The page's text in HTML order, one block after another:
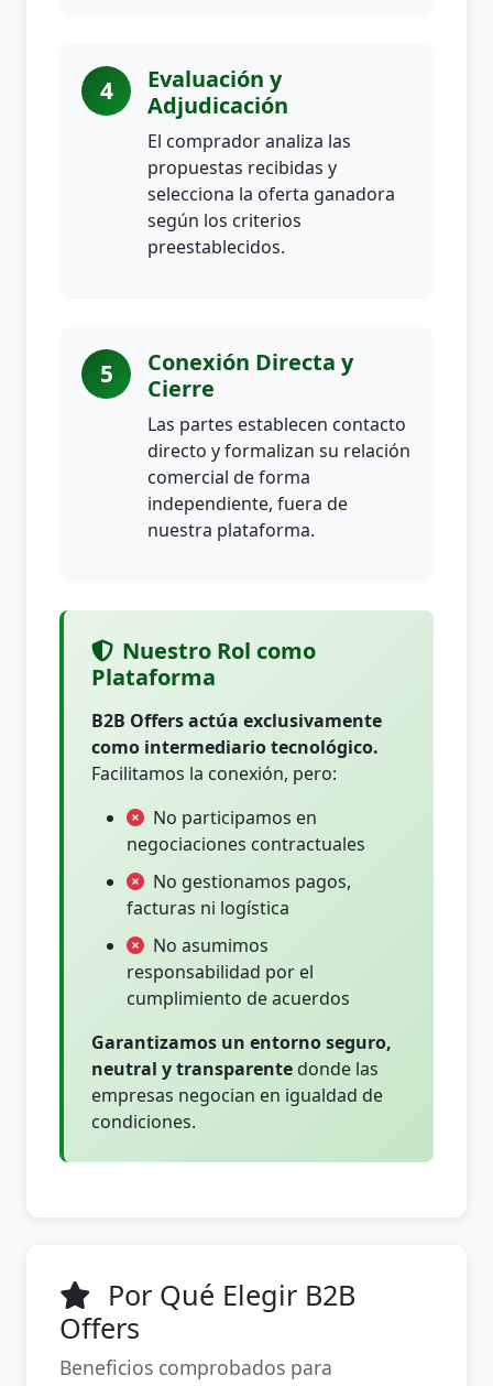
4
Evaluación y
Adjudicación
El comprador analiza las
propuestas recibidas y
selecciona la oferta ganadora
según los criterios
preestablecidos.
5
Conexión Directa y
Cierre
Las partes establecen contacto
directo y formalizan su relación
comercial de forma
independiente, fuera de
nuestra plataforma.
Nuestro Rol como
Plataforma
B2B Offers actúa exclusivamente
como intermediario tecnológico.
Facilitamos la conexión, pero:
No participamos en
negociaciones contractuales
No gestionamos pagos,
facturas ni logística
No asumimos
responsabilidad por el
cumplimiento de acuerdos
Garantizamos un entorno seguro,
neutral y transparente donde las
empresas negocian en igualdad de
condiciones.
Por Qué Elegir B2B
Offers
Beneficios comprobados para